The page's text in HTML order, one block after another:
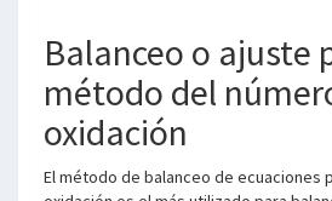
Balanceo o ajuste
método del
oxidación
El método de balanceo de ecuaciones